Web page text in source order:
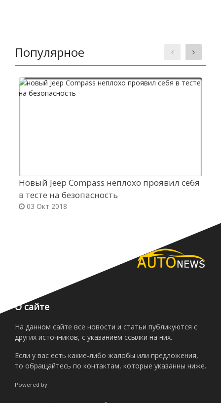
Популярное
Новый Jeep Compass неплохо проявил себя
в тесте на безопасность
03 Окт 2018
О сайте
На данном сайте все новости и статьи публикуются с
других источников, с указанием ссылки на них.
Если у вас есть какие-либо жалобы или предложения,
то обращайтесь по контактам, которые указанны ниже.
Powered by